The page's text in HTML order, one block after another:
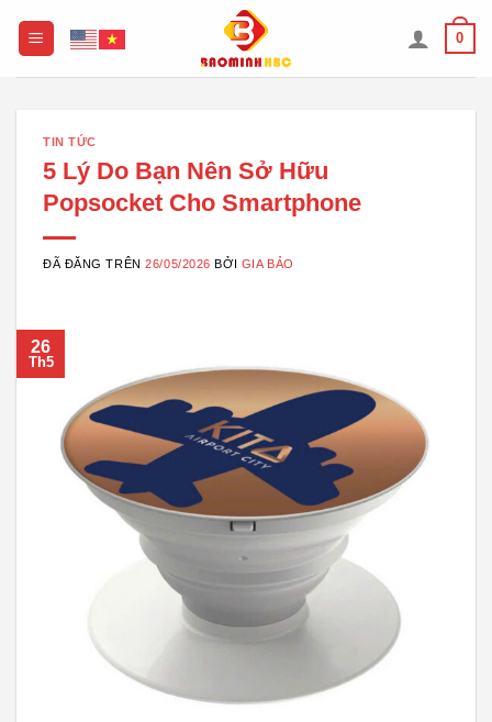
0
TIN TỨC
5 Lý Do Bạn Nên Sở Hữu
Popsocket Cho Smartphone
ĐÃ ĐĂNG TRÊN26/05/2026 BỞI GIA BẢO
26
Th5